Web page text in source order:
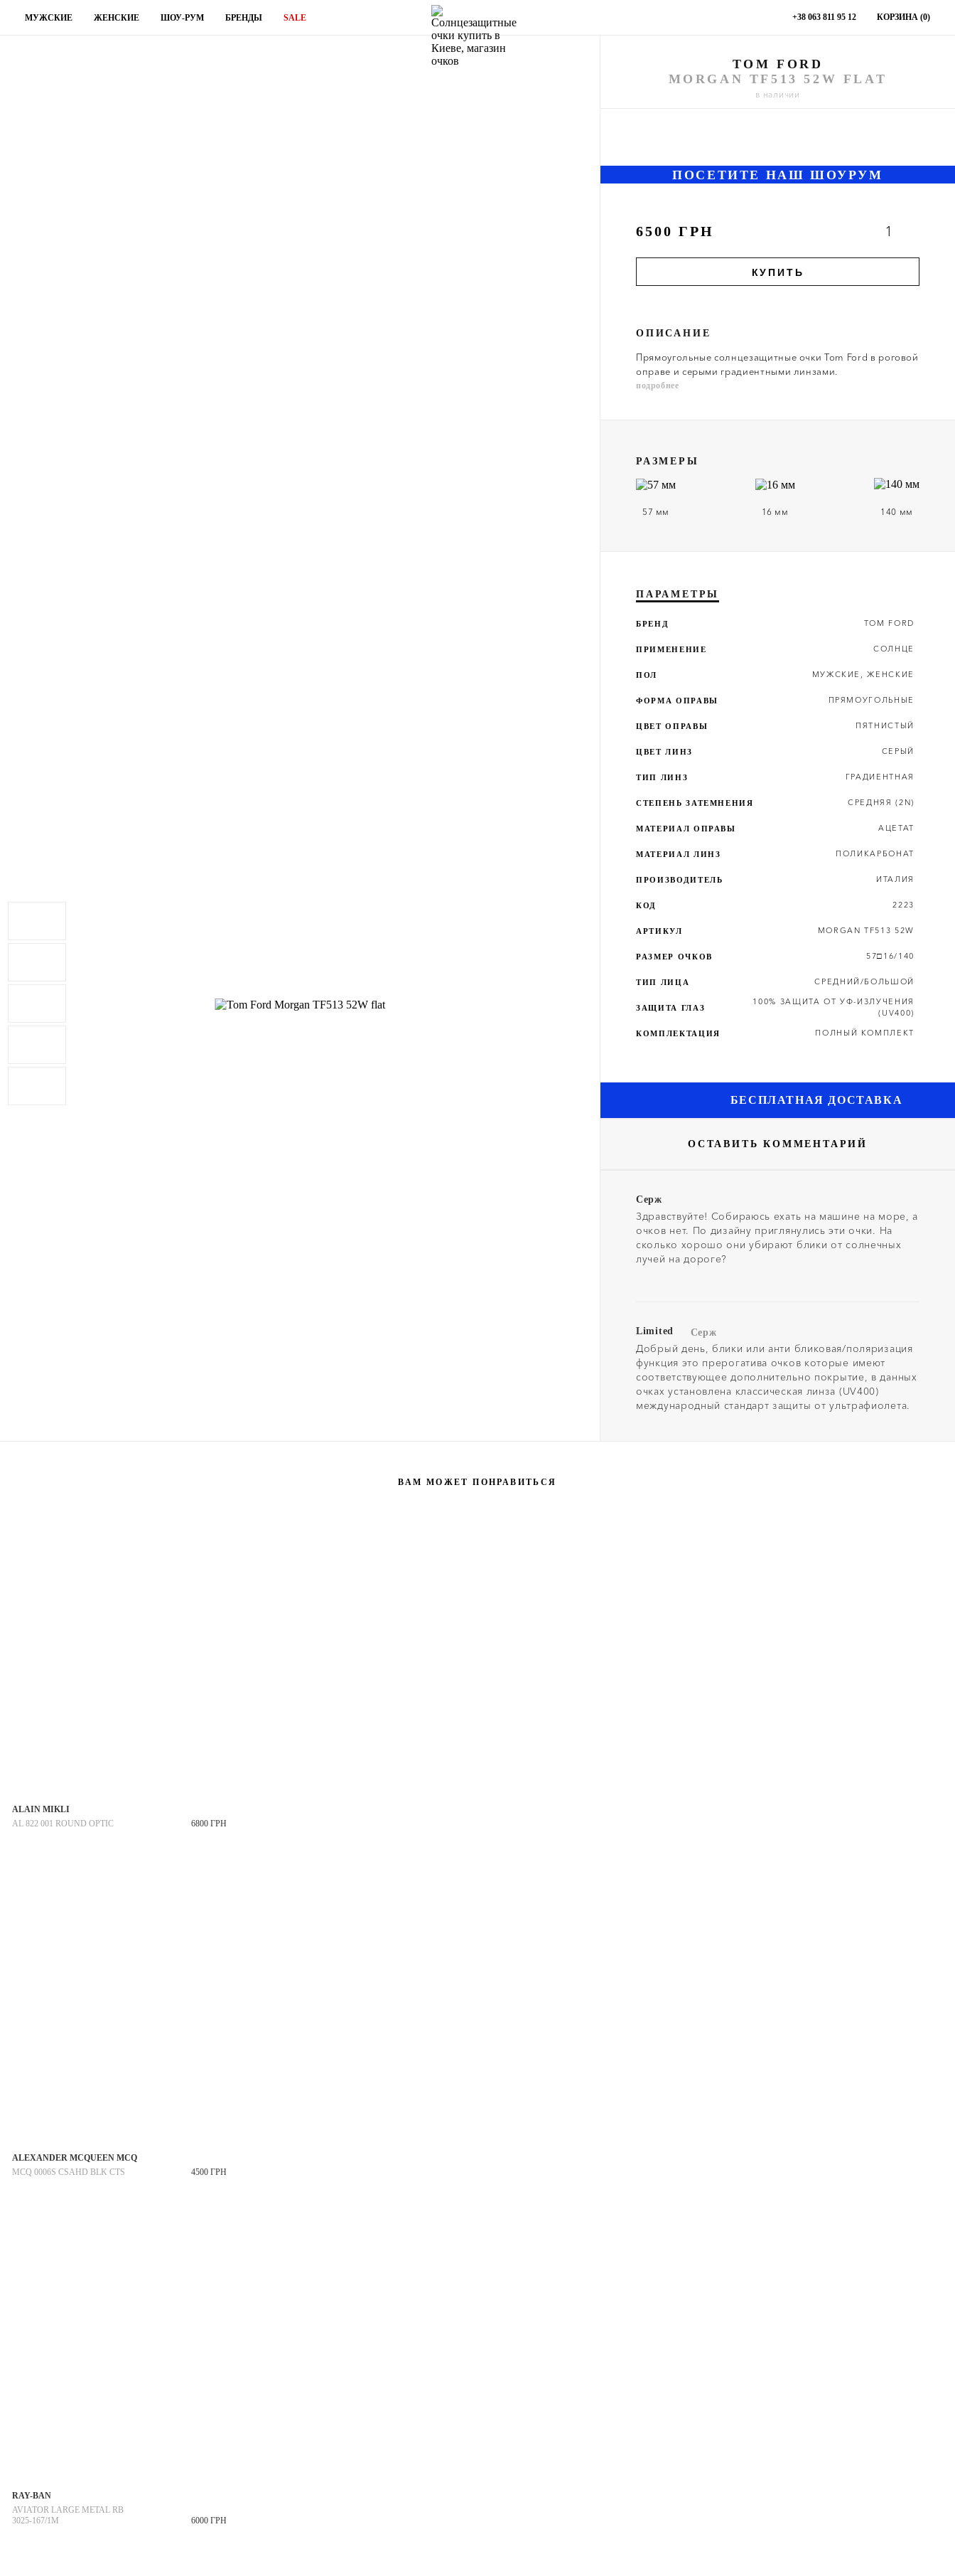
МУЖСКИЕ ЖЕНСКИЕ ШОУ-РУМ БРЕНДЫ SALE +38 063 811 95 12 КОРЗИНА (0)
TOM FORD
MORGAN TF513 52W FLAT
в наличии
ПОСЕТИТЕ НАШ ШОУРУМ
6500 ГРН 1
КУПИТЬ
ОПИСАНИЕ
Прямоугольные солнцезащитные очки Tom Ford в роговой
оправе и серыми градиентными линзами.
подробнее
РАЗМЕРЫ
57 мм 16 мм 140 мм
ПАРАМЕТРЫ
БРЕНД TOM FORD
ПРИМЕНЕНИЕ СОЛНЦЕ
ПОЛ МУЖСКИЕ ,ЖЕНСКИЕ
ФОРМА ОПРАВЫ ПРЯМОУГОЛЬНЫЕ
ЦВЕТ ОПРАВЫ ПЯТНИСТЫЙ
ЦВЕТ ЛИНЗ СЕРЫЙ
ТИП ЛИНЗ ГРАДИЕНТНАЯ
СТЕПЕНЬ ЗАТЕМНЕНИЯ СРЕДНЯЯ (2N)
МАТЕРИАЛ ОПРАВЫ АЦЕТАТ
МАТЕРИАЛ ЛИНЗ ПОЛИКАРБОНАТ
ПРОИЗВОДИТЕЛЬ ИТАЛИЯ
КОД 2223
АРТИКУЛ MORGAN TF513 52W
РАЗМЕР ОЧКОВ 57□16/140
ТИП ЛИЦА СРЕДНИЙ/БОЛЬШОЙ
ЗАЩИТА ГЛАЗ
100% ЗАЩИТА ОТ УФ-ИЗЛУЧЕНИЯ
(UV400)
КОМПЛЕКТАЦИЯ ПОЛНЫЙ КОМПЛЕКТ
БЕСПЛАТНАЯ ДОСТАВКА
ОСТАВИТЬ КОММЕНТАРИЙ
Серж
Здравствуйте! Собираюсь ехать на машине на море, а
очков нет. По дизайну приглянулись эти очки. На
сколько хорошо они убирают блики от солнечных
лучей на дороге?
Limited Серж
Добрый день, блики или анти бликовая/поляризация
функция это прерогатива очков которые имеют
соответствующее дополнительно покрытие, в данных
очках установлена классическая линза (UV400)
международный стандарт защиты от ультрафиолета.
ВАМ МОЖЕТ ПОНРАВИТЬСЯ
ALAIN MIKLI
AL 822 001 ROUND OPTIC
6800 ГРН
ALEXANDER MCQUEEN MCQ
MCQ 0006S CSAHD BLK CTS
4500 ГРН
RAY-BAN
AVIATOR LARGE METAL RB
3025-167/1M
6000 ГРН